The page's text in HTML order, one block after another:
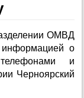
ОМВД
информацией о
и
Черноярский